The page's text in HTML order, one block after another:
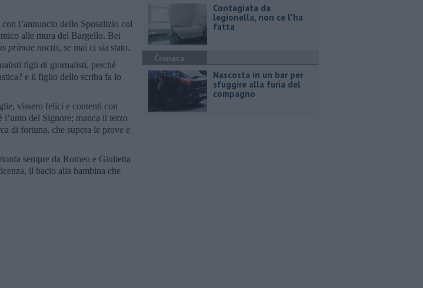
l’annuncio dello Sposalizio col
alle mura del Bargello. Bei
primae noctis, se mai ci sia stato.
figli di giornalisti, perché
e il figlio dello scriba fa lo
vissero felici e contenti con
l’unto del Signore; manca il terzo
di fortuna, che supera le prove e
sempre da Romeo e Giulietta
il bacio alla bambina che
Contagiata da
legionella, non ce l'ha
fatta
Cronaca
Nascosta in un bar per
sfuggire alla furia del
compagno